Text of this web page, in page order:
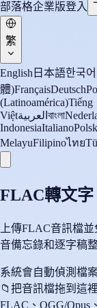
部落格企業版登入
繁
English 日本語한국어
體)FrançaisDeutsch
(Latinoamérica)Tiếng
Việtالعربية বাংলা
IndonesiaItaliano
MelayuFilipinoไทย
FLAC轉文字
上傳FLAC音訊檔
音備忘錄和逐字稿
系統會自動偵測檔
📁 把音訊檔拖到這
FLAC、OGG/Opus